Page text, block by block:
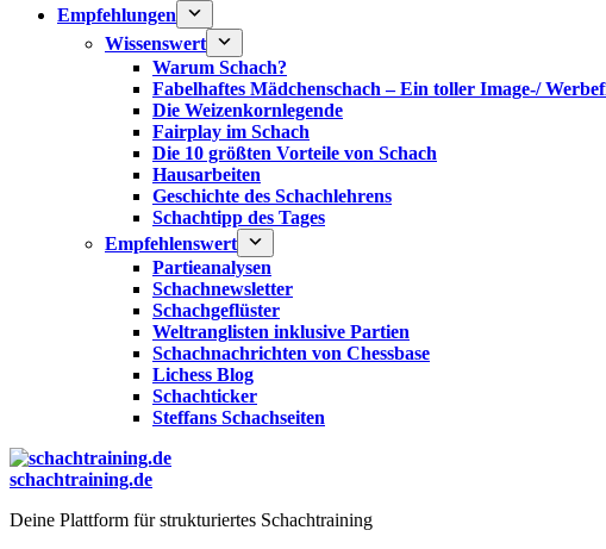
Empfehlungen
Wissenswert
Warum Schach?
Fabelhaftes Mädchenschach – Ein toller Image-/
Die Weizenkornlegende
Fairplay im Schach
Die 10 größten Vorteile von Schach‎
Hausarbeiten
Geschichte des Schachlehrens
Schachtipp des Tages
Empfehlenswert
Partieanalysen
Schachnewsletter
Schachgeflüster
Weltranglisten inklusive Partien
Schachnachrichten von Chessbase
Lichess Blog
Schachticker
Steffans Schachseiten
schachtraining.de
Deine Plattform für strukturiertes Schachtraining